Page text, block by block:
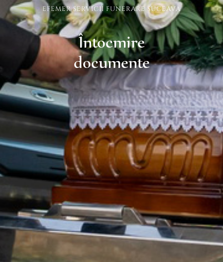
EFEMER SERVICII FUNERARE SUCEAVA
Întocmire
documente